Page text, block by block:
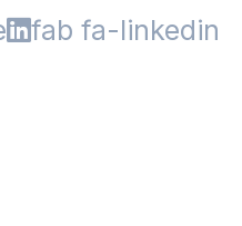
fab fa-linkedin